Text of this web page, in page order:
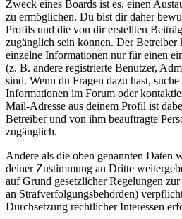
Zweck eines Boards ist es, einen
zu ermöglichen. Du bist dir daher
Profils und die von dir erstellten
zugänglich sein können. Der Betreiber
einzelne Informationen nur für einen
(z. B. andere registrierte Benutzer,
sind. Wenn du Fragen dazu hast,
Informationen im Forum oder
Mail-Adresse aus deinem Profil ist
Betreiber und von ihm beauftragte
zugänglich.
Andere als die oben genannten Daten
deiner Zustimmung an Dritte
auf Grund gesetzlicher Regelungen
an Strafverfolgungsbehörden)
Durchsetzung rechtlicher Interessen